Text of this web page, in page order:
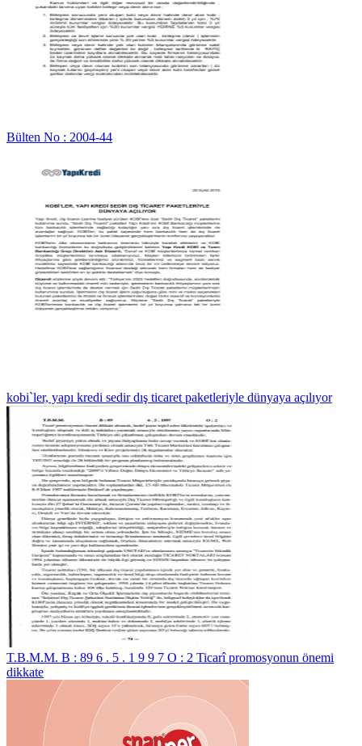
Bülten No : 2004-44
kobi`ler, yapı kredi sedir dış ticaret paketleriyle dünyaya açılıyor
T.B.M.M. B : 89 6 . 5 . 1 9 9 7 O : 2 Ticarî promosyonun önemi
dikkate